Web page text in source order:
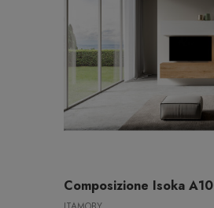
Composizione Isoka A10